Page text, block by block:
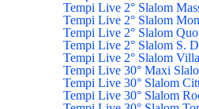
Tempi Live 2° Slalom
Tempi Live 2° Slalom
Tempi Live 2° Slalom
Tempi Live 2° Slalom S.
Tempi Live 2° Slalom
Tempi Live 30° Maxi
Tempi Live 30° Slalom
Tempi Live 30° Slalom